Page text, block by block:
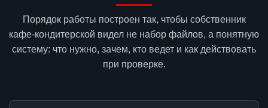
Порядок работы построен так, чтобы собственник
кафе-кондитерской видел не набор файлов, а понятную
систему: что нужно, зачем, кто ведет и как действовать
при проверке.